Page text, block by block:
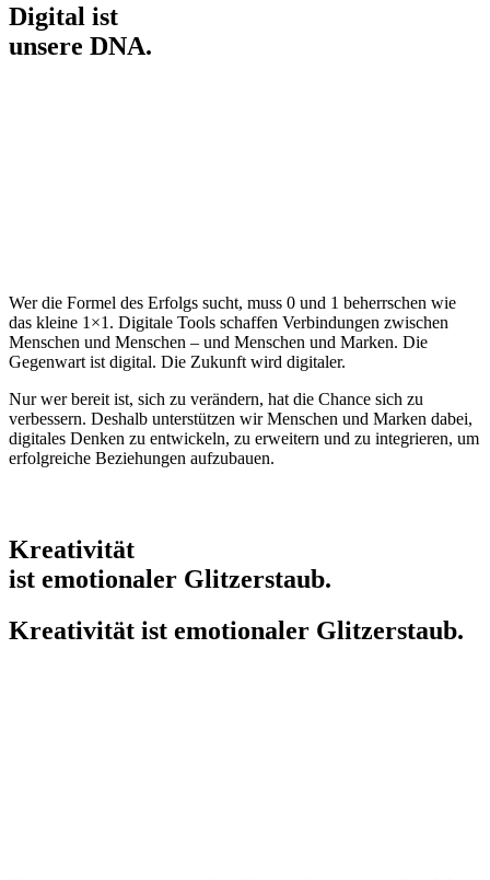
Digital ist
unsere DNA.
Wer die Formel des Erfolgs sucht, muss 0 und 1 beherrschen wie
das kleine 1×1. Digitale Tools schaffen Verbindungen zwischen
Menschen und Menschen – und Menschen und Marken. Die
Gegenwart ist digital. Die Zukunft wird digitaler.
Nur wer bereit ist, sich zu verändern, hat die Chance sich zu
verbessern. Deshalb unterstützen wir Menschen und Marken dabei,
digitales Denken zu entwickeln, zu erweitern und zu integrieren, um
erfolgreiche Beziehungen aufzubauen.
Kreativität
ist emotionaler Glitzerstaub.
Kreativität ist emotionaler Glitzerstaub.